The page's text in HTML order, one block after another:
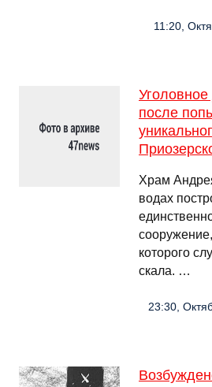
11:20,
после
Храм
водах
которого
скала. …
23:30,